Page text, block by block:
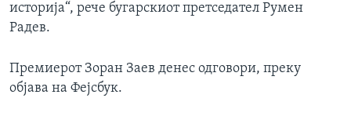
историја“, рече бугарскиот претседател Румен
Радев.
Премиерот Зоран Заев денес одговори, преку
објава на Фејсбук.